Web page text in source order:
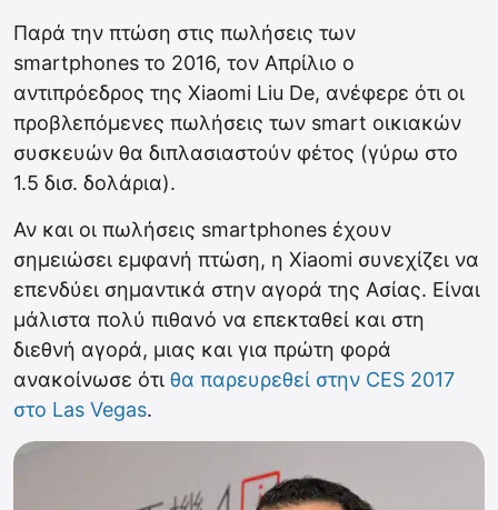
Παρά την πτώση στις πωλήσεις των
smartphones το 2016, τον Απρίλιο ο
αντιπρόεδρος της Xiaomi Liu De, ανέφερε ότι οι
προβλεπόμενες πωλήσεις των smart οικιακών
συσκευών θα διπλασιαστούν φέτος (γύρω στο
1.5 δισ. δολάρια).
Αν και οι πωλήσεις smartphones έχουν
σημειώσει εμφανή πτώση, η Xiaomi συνεχίζει να
επενδύει σημαντικά στην αγορά της Ασίας. Είναι
μάλιστα πολύ πιθανό να επεκταθεί και στη
διεθνή αγορά, μιας και για πρώτη φορά
ανακοίνωσε ότι θα παρευρεθεί στην CES 2017
στο Las Vegas.